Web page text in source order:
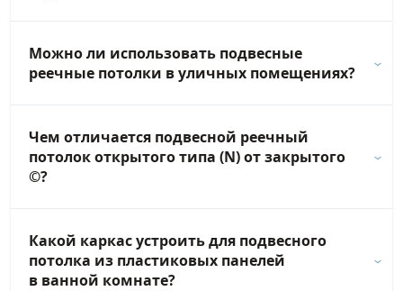
Можно ли использовать подвесные
реечные потолки в уличных помещениях?
Чем отличается подвесной реечный
потолок открытого типа (N) от закрытого
©?
Какой каркас устроить для подвесного
потолка из пластиковых панелей
в ванной комнате?